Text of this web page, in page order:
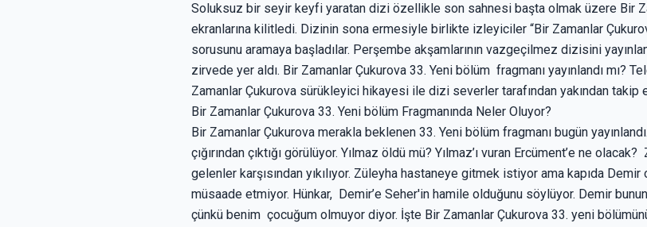
Soluksuz bir seyir keyfi yaratan dizi özellikle son sahnesi başta olmak üzere Bir
ekranlarına kilitledi. Dizinin sona ermesiyle birlikte izleyiciler “Bir Zamanlar
sorusunu aramaya başladılar. Perşembe akşamlarının vazgeçilmez dizisini
zirvede yer aldı. Bir Zamanlar Çukurova 33. Yeni bölüm fragmanı yayınlandı mı?
Zamanlar Çukurova sürükleyici hikayesi ile dizi severler tarafından yakından takip
Bir Zamanlar Çukurova 33. Yeni bölüm Fragmanında Neler Oluyor?
Bir Zamanlar Çukurova merakla beklenen 33. Yeni bölüm fragmanı bugün
çığırından çıktığı görülüyor. Yılmaz öldü mü? Yılmaz’ı vuran Ercüment’e ne
gelenler karşısından yıkılıyor. Züleyha hastaneye gitmek istiyor ama kapıda
müsaade etmiyor. Hünkar, Demir’e Seher'in hamile olduğunu söylüyor. Demir
çünkü benim çocuğum olmuyor diyor. İşte Bir Zamanlar Çukurova 33. yeni